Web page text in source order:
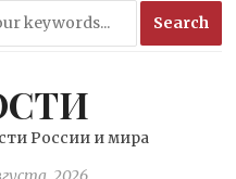
России и мира